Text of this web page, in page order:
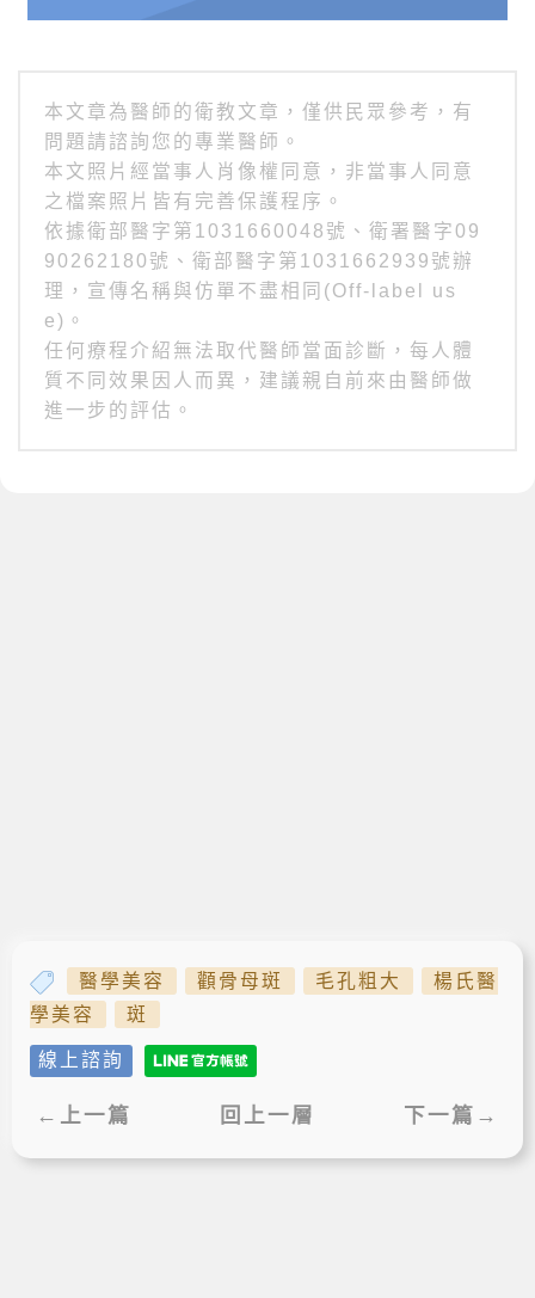
本文章為醫師的衛教文章，僅供民眾參考，有
問題請諮詢您的專業醫師。
本文照片經當事人肖像權同意，非當事人同意
之檔案照片皆有完善保護程序。
依據衛部醫字第1031660048號、衛署醫字09
90262180號、衛部醫字第1031662939號辦
理，宣傳名稱與仿單不盡相同(Off-label us
e)。
任何療程介紹無法取代醫師當面診斷，每人體
質不同效果因人而異，建議親自前來由醫師做
進一步的評估。
醫學美容 顴骨母斑 毛孔粗大
楊氏醫
學美容
斑
線上諮詢
←上一篇 回上一層 下一篇→